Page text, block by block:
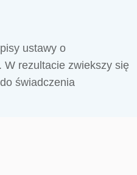
ustawy o
rezultacie zwiekszy się
świadczenia